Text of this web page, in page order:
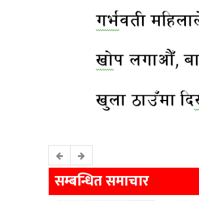
सम्बन्धित समाचार